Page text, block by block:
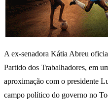
A ex-senadora Kátia Abreu
Partido dos Trabalhadores, em
aproximação com o presidente
campo político do governo no